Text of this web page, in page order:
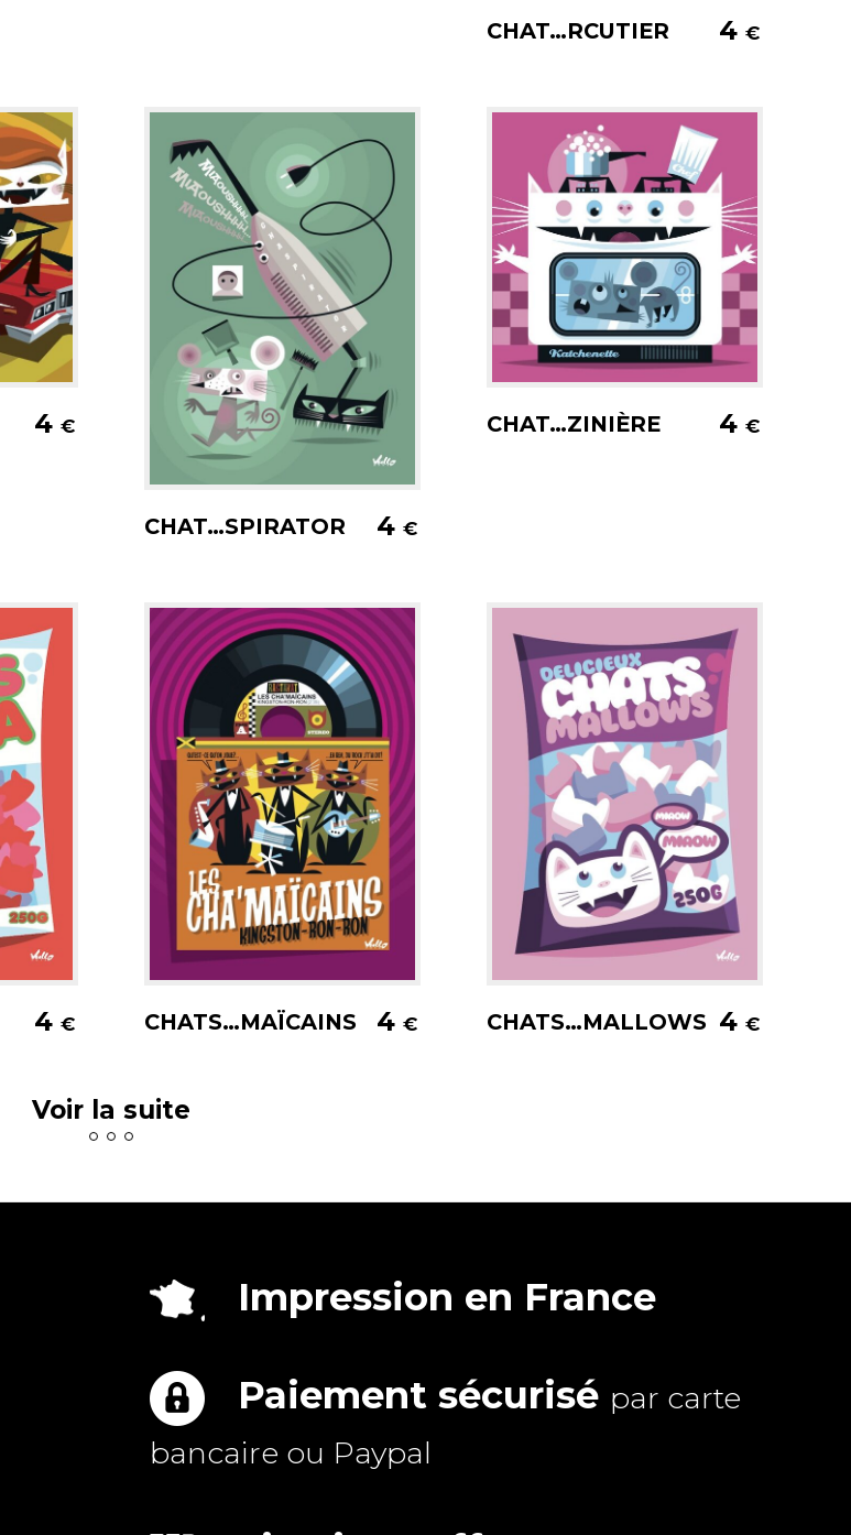
CHAT…RCUTIER 4 €
4 €
CHAT…SPIRATOR 4 €
CHAT…ZINIÈRE 4 €
4 € CHATS…MAÏCAINS 4 € CHATS…MALLOWS 4 €
Voir la suite
Impression en France
Paiement sécurisé par carte
bancaire ou Paypal